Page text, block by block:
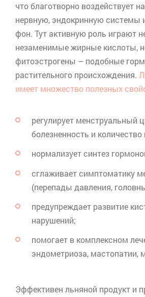
что благотворно воздействует
нервную, эндокринную системы
фон. Тут активную роль играют
незаменимые жирные кислоты,
фитоэстрогены – подобные
растительного происхождения.
имеет множество полезных
регулирует менструальный
болезненность и
нормализует синтез
сглаживает симптоматику
(перепады давления,
предупреждает развитие
нарушений;
помогает в комплексном
эндометриоза, мастопатии,
Эффективен льняной продукт и